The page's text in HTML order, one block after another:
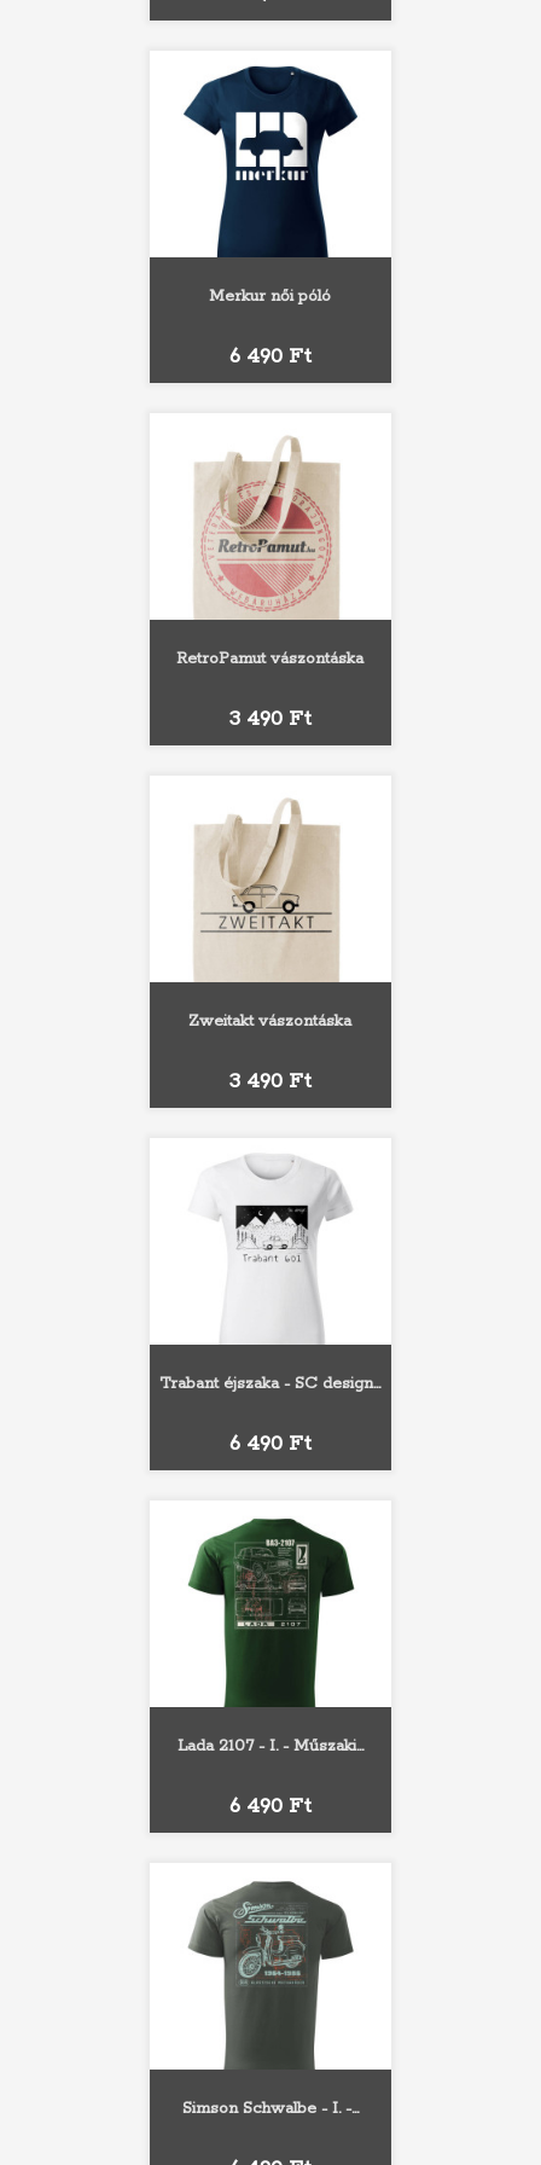
Merkur női póló
Ár
6 490 Ft
RetroPamut vászontáska
Ár
3 490 Ft
Zweitakt vászontáska
Ár
3 490 Ft
Trabant éjszaka - SC design...
Ár
6 490 Ft
Lada 2107 - I. - Műszaki...
Ár
6 490 Ft
Simson Schwalbe - I. -...